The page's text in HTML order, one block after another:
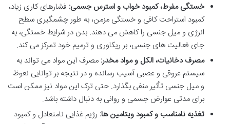
خستگی مفرط، کمبود خواب و استرس جسمی: فشارهای کاری زیاد،
کمبود استراحت کافی و خستگی مزمن، به طور چشمگیری سطح
انرژی و میل جنسی را کاهش می دهند. بدن در شرایط خستگی، به
جای فعالیت های جنسی، بر ریکاوری و ترمیم خود تمرکز می کند.
مصرف دخانیات، الکل و مواد مخدر: مصرف این مواد می تواند به
سیستم عروقی و عصبی آسیب رسانده و در نتیجه بر توانایی نعوظ
و میل جنسی تأثیر منفی بگذارد. حتی ترک این مواد نیز ممکن است
برای مدتی عوارض جسمی و روانی به دنبال داشته باشد.
تغذیه نامناسب و کمبود ویتامین ها: رژیم غذایی نامتعادل و کمبود